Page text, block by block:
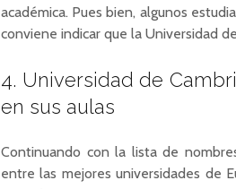
académica. Pues bien, algunos
conviene indicar que la Universidad
4. Universidad de
en sus aulas
Continuando con la lista de
entre las mejores universidades de